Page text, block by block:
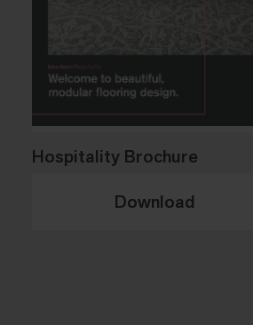
Hospitality Brochure
Download